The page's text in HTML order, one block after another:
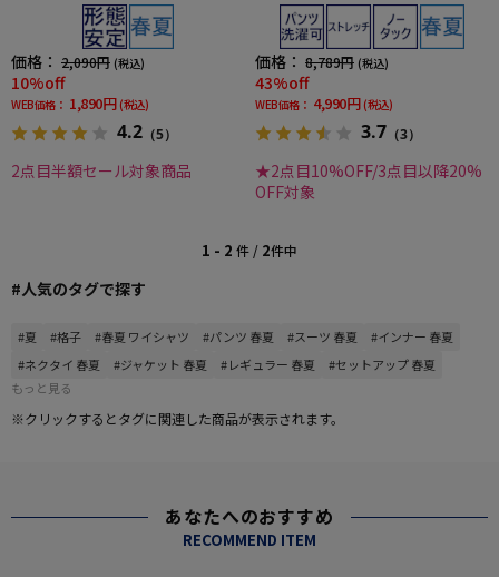
価格： 2,090円 (税込)
10%off
WEB価格： 1,890円 (税込)
4.2 （5）
2点目半額セール対象商品
価格： 8,789円 (税込)
43%off
WEB価格： 4,990円 (税込)
3.7 （3）
★2点目10%OFF/3点目以降20%
OFF対象
1 - 2 件 / 2件中
#人気のタグで探す
#夏 #格子 #春夏 ワイシャツ #パンツ 春夏 #スーツ 春夏
#インナー 春夏
#ネクタイ 春夏
#ジャケット 春夏 #レギュラー 春夏
#セットアップ 春夏
もっと見る
※クリックするとタグに関連した商品が表示されます。
あなたへのおすすめ
RECOMMEND ITEM